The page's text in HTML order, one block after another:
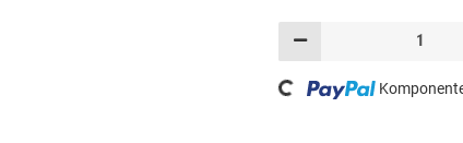
Loading...